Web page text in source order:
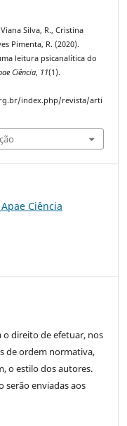
Silva, R., Cristina
Pimenta, R. (2020).
leitura psicanalítica do
Ciência, 11(1).
index.php/revista/arti
Ciência
o direito de efetuar, nos
de ordem normativa,
o estilo dos autores.
serão enviadas aos